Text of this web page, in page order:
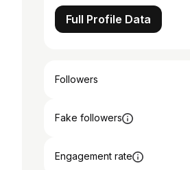
Full Profile Data
Followers
Fake followers
Engagement rate